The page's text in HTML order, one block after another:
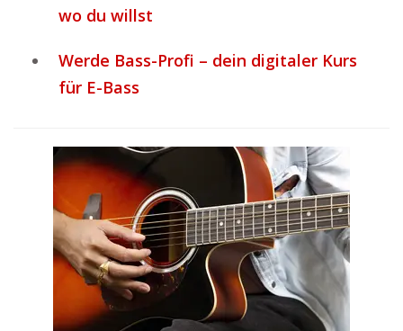
wo du willst
Werde Bass-Profi – dein digitaler Kurs
für E-Bass